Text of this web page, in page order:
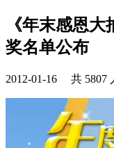
《年末感恩
奖名单公布
2012-01-16 共 5807